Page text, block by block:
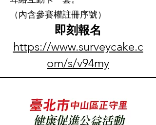
（內含參賽權註冊序號）
即刻報名
https://www.surveycake.c
om/s/v94my